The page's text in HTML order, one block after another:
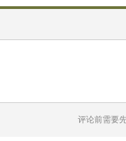
评论前需要